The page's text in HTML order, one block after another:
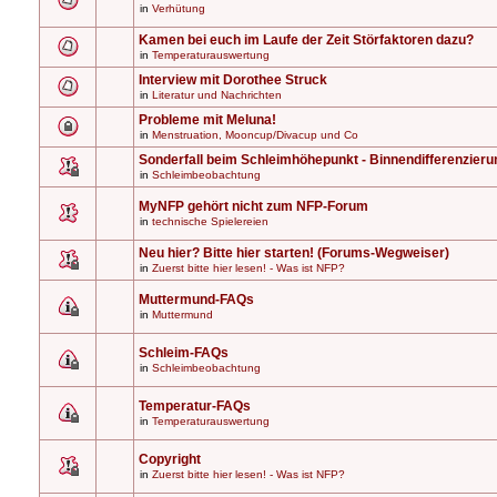
in Verhütung
Kamen bei euch im Laufe der Zeit Störfaktoren dazu?
in Temperaturauswertung
Interview mit Dorothee Struck
in Literatur und Nachrichten
Probleme mit Meluna!
in Menstruation, Mooncup/Divacup und Co
Sonderfall beim Schleimhöhepunkt -
in Schleimbeobachtung
MyNFP gehört nicht zum NFP-Forum
in technische Spielereien
Neu hier? Bitte hier starten! (Forums-Wegweiser)
in Zuerst bitte hier lesen! - Was ist NFP?
Muttermund-FAQs
in Muttermund
Schleim-FAQs
in Schleimbeobachtung
Temperatur-FAQs
in Temperaturauswertung
Copyright
in Zuerst bitte hier lesen! - Was ist NFP?